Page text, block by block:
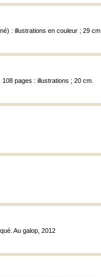
: illustrations en couleur ; 29 cm.
108 pages : illustrations ; 20 cm.
Au galop, 2012